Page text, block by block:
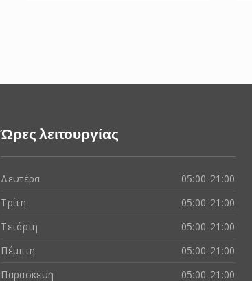
Ώρες λειτουργίας
Δευτέρα
05:00-21:00
Τρίτη
05:00-21:00
Τετάρτη
05:00-21:00
Πέμπτη
05:00-21:00
Παρασκευή
05:00-21:00